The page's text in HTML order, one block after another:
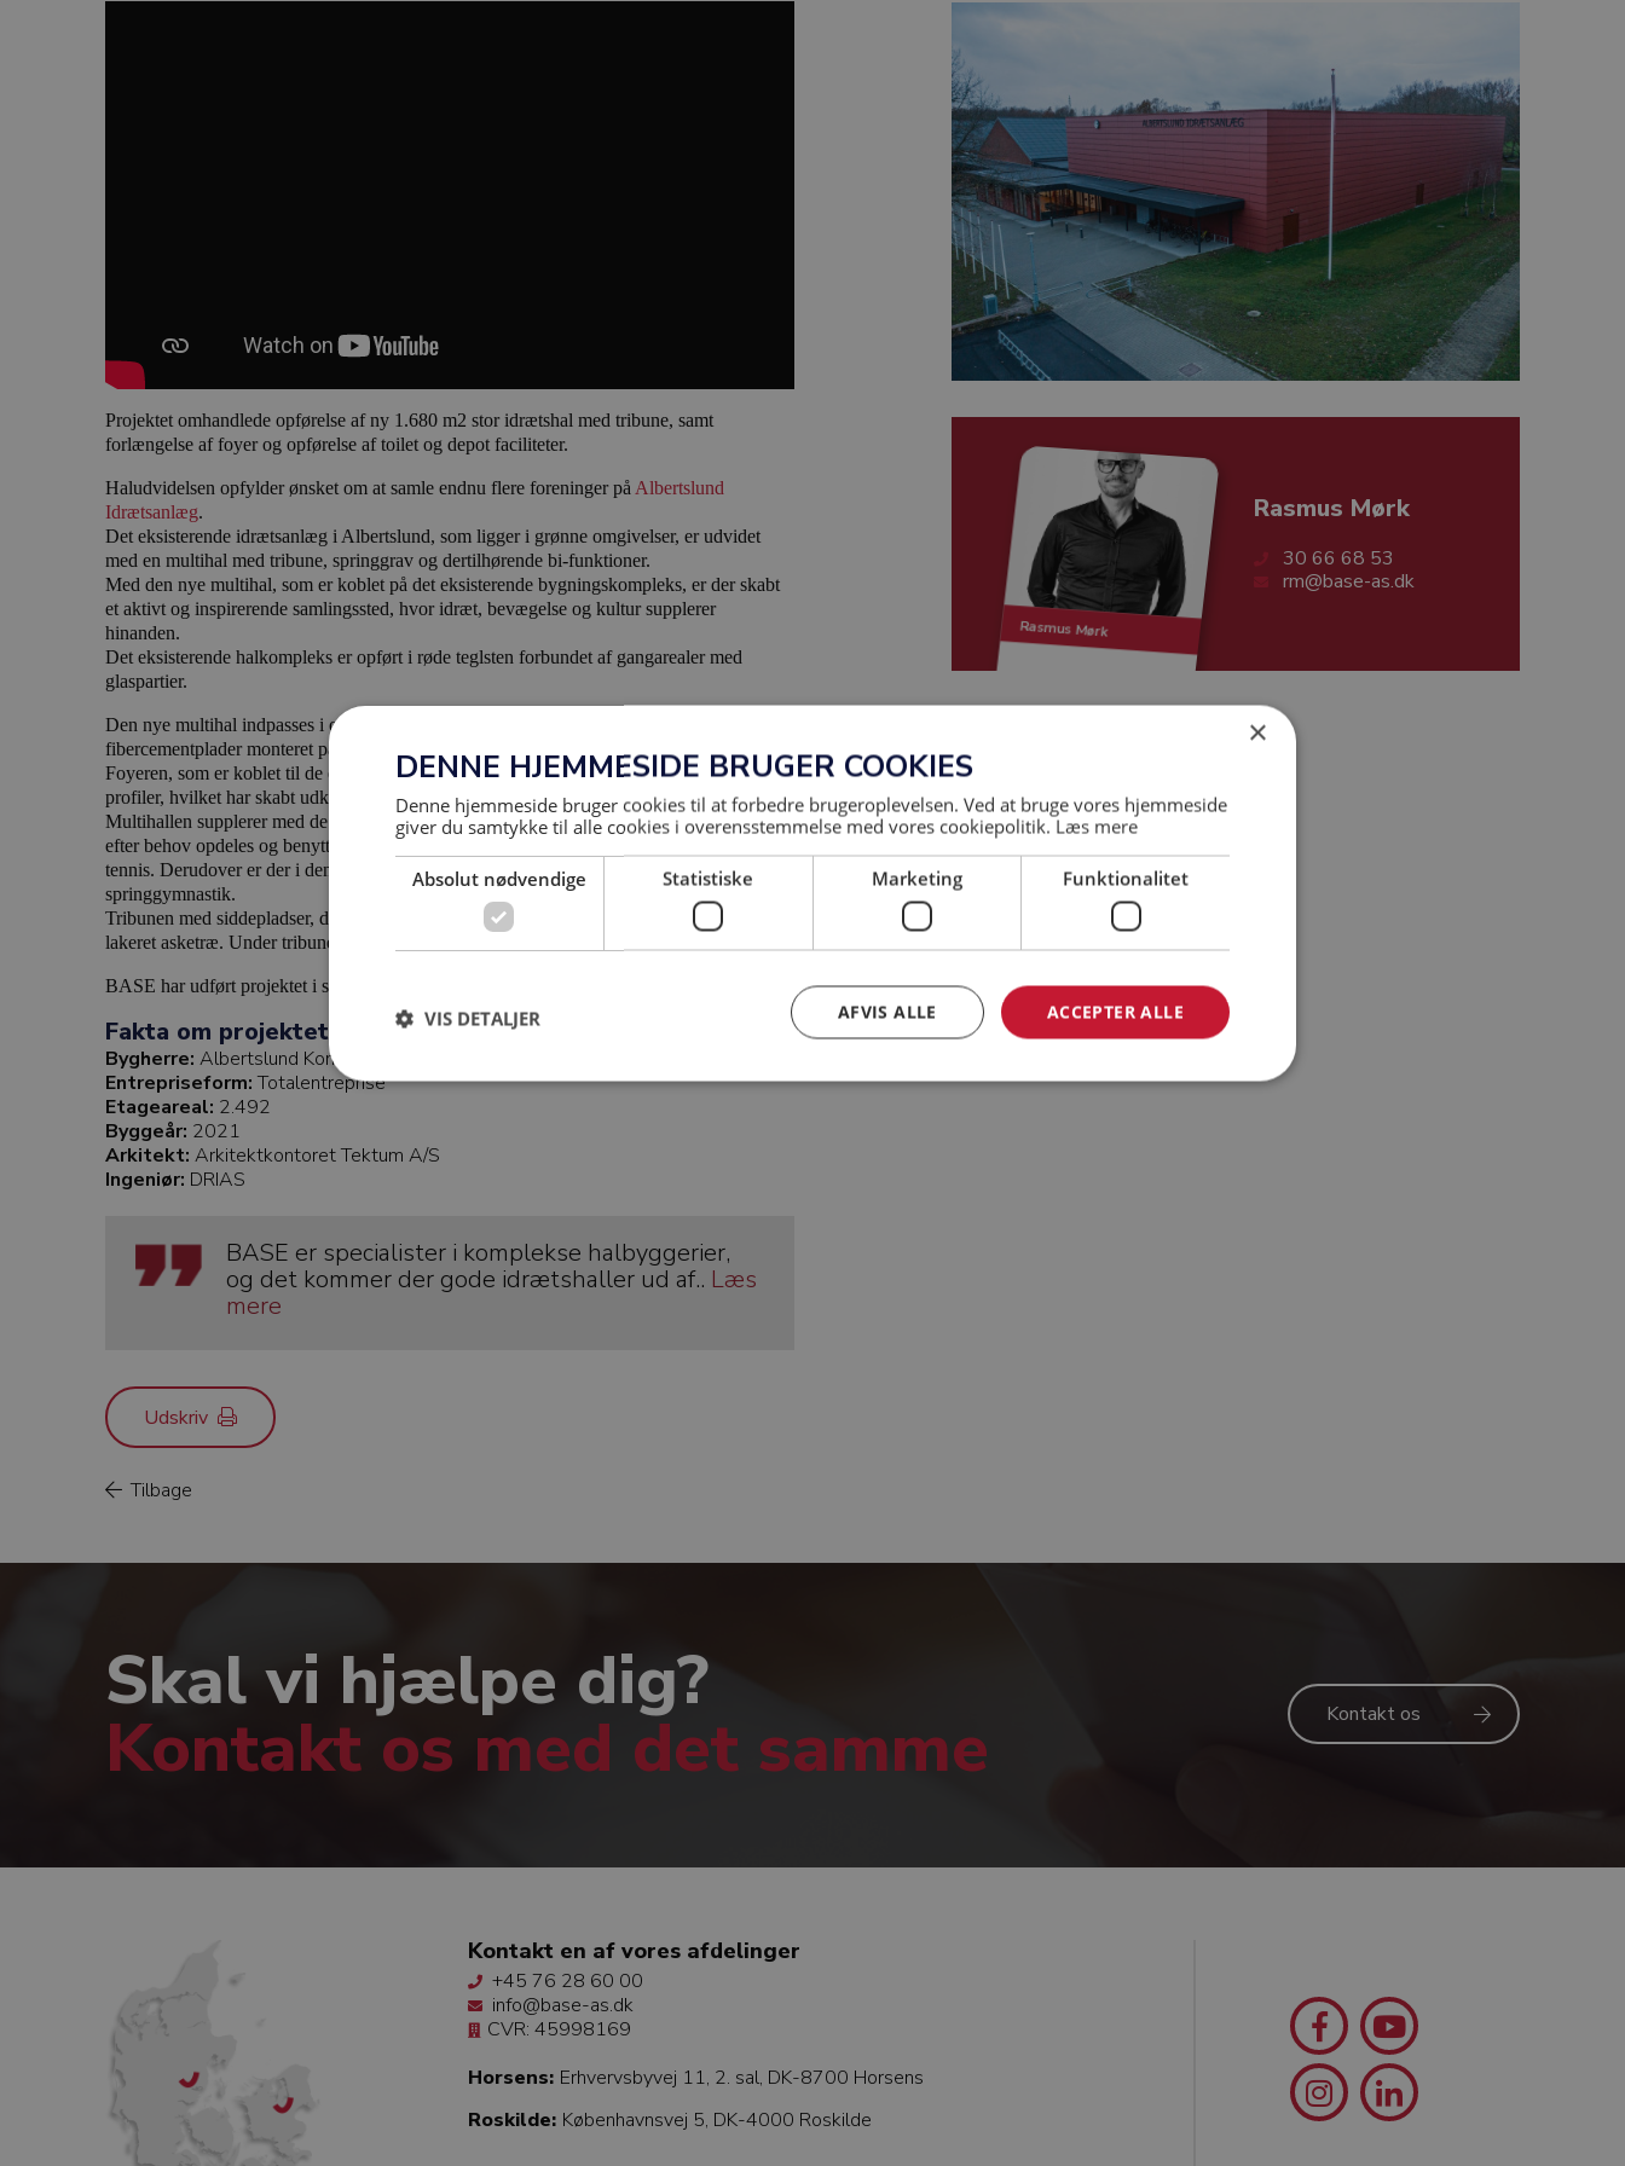
Projektet omhandlede opførelse af ny 1.680 m2 stor idrætshal med tribune, samt
forlængelse af foyer og opførelse af toilet og depot faciliteter.
Haludvidelsen opfylder ønsket om at samle endnu flere foreninger på Albertslund
Idrætsanlæg.
Det eksisterende idrætsanlæg i Albertslund, som ligger i grønne omgivelser, er udvidet
med en multihal med tribune, springgrav og dertilhørende bi-funktioner.
Med den nye multihal, som er koblet på det eksisterende bygningskompleks, er der skabt
et aktivt og inspirerende samlingssted, hvor idræt, bevægelse og kultur supplerer
hinanden.
Det eksisterende halkompleks er opført i røde teglsten forbundet af gangarealer med
glaspartier.
Den nye multihal indpasses i omgivelserne med dens beklædning af rødlige
fibercementplader monteret på klink.
Foyeren, som er koblet til de eksisterende gangarealer, er opført i glaspartier med rødlige
profiler, hvilket har skabt udkig til de udendørs grønne og beplantede arealer.
Multihallen supplerer med de mange funktioner det eksisterende idrætskompleks, og kan
efter behov opdeles og benyttes til badminton, håndbold, minihåndbold, volleyball og
tennis. Derudover er der i den ene ende af hallen etableret en springgrav til
springgymnastik.
Tribunen med siddepladser, dommerbord og trapper fremstår som ét samlet element i
lakeret asketræ. Under tribunen er der depotrum til sportsudstyr.
BASE har udført projektet i samarbejde med
Fakta om projektet
Bygherre: Albertslund Kommune
Entrepriseform: Totalentreprise
Etageareal: 2.492
Byggeår: 2021
Arkitekt: Arkitektkontoret Tektum A/S
Ingeniør: DRIAS
BASE er specialister i komplekse halbyggerier,
og det kommer der gode idrætshaller ud af.. Læs
mere
Udskriv
Tilbage
Rasmus Mørk
30 66 68 53
rm@base-as.dk
Rasmus Mørk
Skal vi hjælpe dig?
Kontakt os med det samme Kontakt os
Kontakt en af vores afdelinger
+45 76 28 60 00
info@base-as.dk
CVR: 45998169
Horsens: Erhvervsbyvej 11, 2. sal, DK-8700 Horsens
Roskilde: Københavnsvej 5, DK-4000 Roskilde
×
DENNE HJEMMESIDE BRUGER COOKIES
Denne hjemmeside bruger cookies til at forbedre brugeroplevelsen. Ved at bruge vores hjemmeside
giver du samtykke til alle cookies i overensstemmelse med vores cookiepolitik. Læs mere
Absolut nødvendige Statistiske Marketing Funktionalitet
ACCEPTER ALLE
AFVIS ALLE
VIS DETALJER